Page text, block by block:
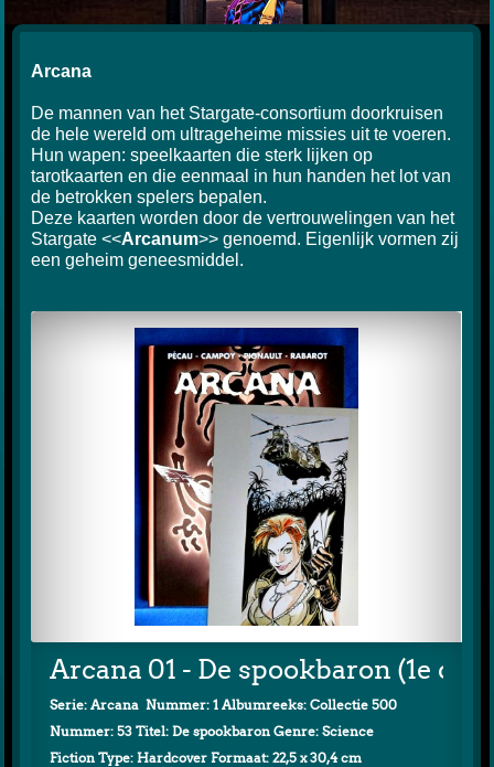
Arcana
De mannen van het Stargate-consortium doorkruisen
de hele wereld om ultrageheime missies uit te voeren.
Hun wapen: speelkaarten die sterk lijken op
tarotkaarten en die eenmaal in hun handen het lot van
de betrokken spelers bepalen.
Deze kaarten worden door de vertrouwelingen van het
Stargate <<Arcanum>> genoemd. Eigenlijk vormen zij
een geheim geneesmiddel.
Arcana 01 - De spookbaron (1e
Serie: Arcana Nummer: 1 Albumreeks: Collectie 500
Nummer: 53 Titel: De spookbaron Genre: Science
Fiction Type: Hardcover Formaat: 22,5 x 30,4 cm